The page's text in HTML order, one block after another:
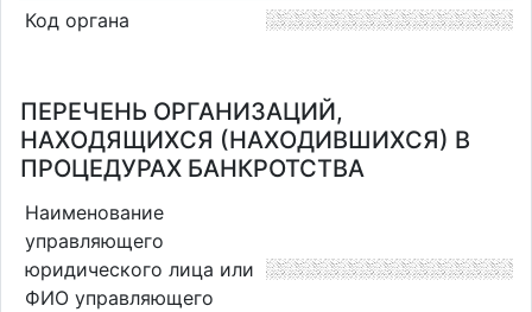
Код органа
ПЕРЕЧЕНЬ ОРГАНИЗАЦИЙ,
НАХОДЯЩИХСЯ (НАХОДИВШИХСЯ) В
ПРОЦЕДУРАХ БАНКРОТСТВА
Наименование
управляющего
юридического лица или
ФИО управляющего